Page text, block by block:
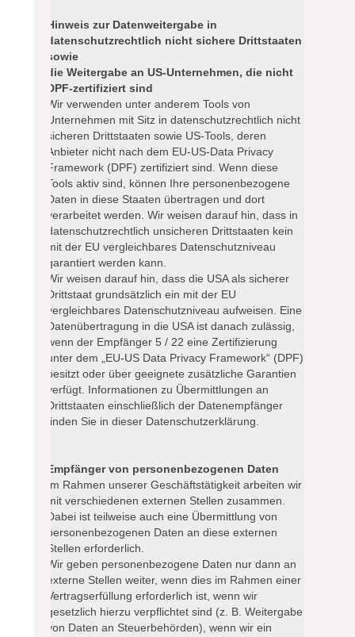
Hinweis zur Datenweitergabe in
datenschutzrechtlich nicht sichere Drittstaaten
sowie
die Weitergabe an US-Unternehmen, die nicht
DPF-zertifiziert sind
Wir verwenden unter anderem Tools von
Unternehmen mit Sitz in datenschutzrechtlich nicht
sicheren Drittstaaten sowie US-Tools, deren
Anbieter nicht nach dem EU-US-Data Privacy
Framework (DPF) zertifiziert sind. Wenn diese
Tools aktiv sind, können Ihre personenbezogene
Daten in diese Staaten übertragen und dort
verarbeitet werden. Wir weisen darauf hin, dass in
datenschutzrechtlich unsicheren Drittstaaten kein
mit der EU vergleichbares Datenschutzniveau
garantiert werden kann.
Wir weisen darauf hin, dass die USA als sicherer
Drittstaat grundsätzlich ein mit der EU
vergleichbares Datenschutzniveau aufweisen. Eine
Datenübertragung in die USA ist danach zulässig,
wenn der Empfänger 5 / 22 eine Zertifizierung
unter dem „EU-US Data Privacy Framework“ (DPF)
besitzt oder über geeignete zusätzliche Garantien
verfügt. Informationen zu Übermittlungen an
Drittstaaten einschließlich der Datenempfänger
finden Sie in dieser Datenschutzerklärung.
Empfänger von personenbezogenen Daten
Im Rahmen unserer Geschäftstätigkeit arbeiten wir
mit verschiedenen externen Stellen zusammen.
Dabei ist teilweise auch eine Übermittlung von
personenbezogenen Daten an diese externen
Stellen erforderlich.
Wir geben personenbezogene Daten nur dann an
externe Stellen weiter, wenn dies im Rahmen einer
Vertragserfüllung erforderlich ist, wenn wir
gesetzlich hierzu verpflichtet sind (z. B. Weitergabe
von Daten an Steuerbehörden), wenn wir ein